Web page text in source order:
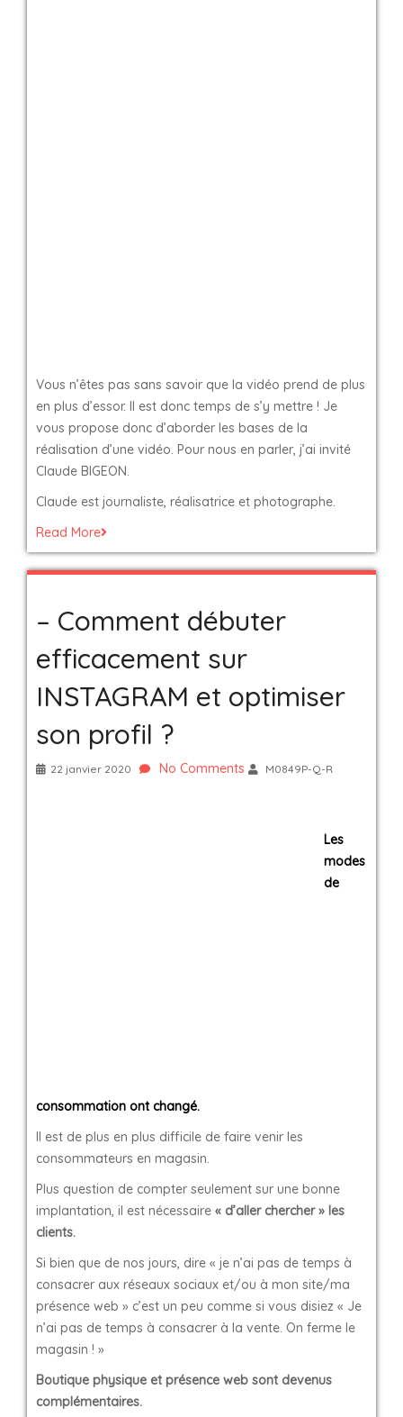
Vous n’êtes pas sans savoir que la vidéo prend de plus
en plus d’essor. Il est donc temps de s’y mettre ! Je
vous propose donc d’aborder les bases de la
réalisation d’une vidéo. Pour nous en parler, j’ai invité
Claude BIGEON.
Claude est journaliste, réalisatrice et photographe.
Read More
– Comment débuter
efficacement sur
INSTAGRAM et optimiser
son profil ?
22 janvier 2020 No Comments M0849P-Q-R
Les
modes
de
consommation ont changé.
Il est de plus en plus difficile de faire venir les
consommateurs en magasin.
Plus question de compter seulement sur une bonne
implantation, il est nécessaire « d’aller chercher » les
clients.
Si bien que de nos jours, dire « je n’ai pas de temps à
consacrer aux réseaux sociaux et/ou à mon site/ma
présence web » c’est un peu comme si vous disiez « Je
n’ai pas de temps à consacrer à la vente. On ferme le
magasin ! »
Boutique physique et présence web sont devenus
complémentaires.